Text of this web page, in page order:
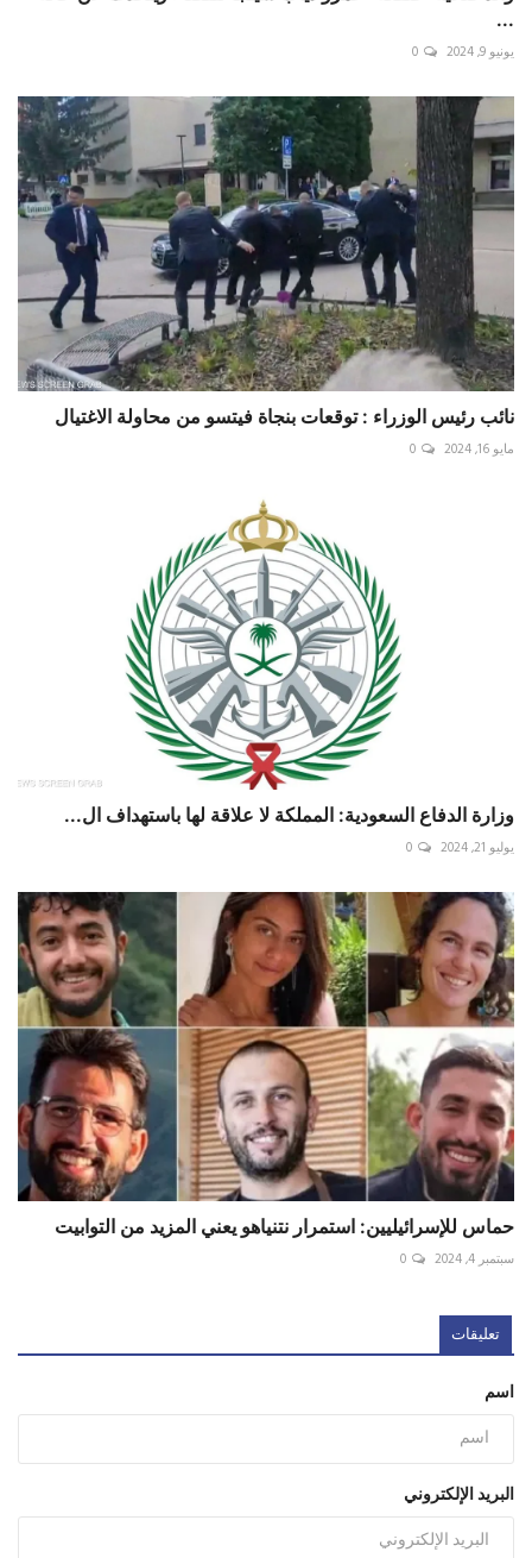
...
يونيو 9, 2024 0
نائب رئيس الوزراء : توقعات بنجاة فيتسو من محاولة الاغتيال
مايو 16, 2024 0
وزارة الدفاع السعودية: المملكة لا علاقة لها باستهداف ال...
يوليو 21, 2024 0
حماس للإسرائيليين: استمرار نتنياهو يعني المزيد من التوابيت
سبتمبر 4, 2024 0
تعليقات
اسم
البريد الإلكتروني